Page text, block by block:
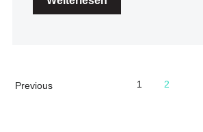
Previous 1 2